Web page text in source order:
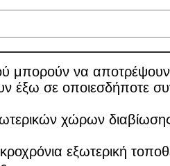
μπορούν να
σε οποιεσδήποτε
χώρων
εξωτερική